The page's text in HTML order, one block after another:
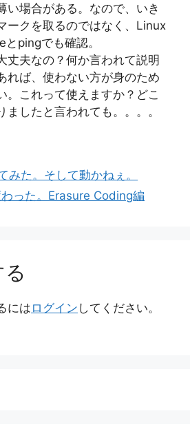
い場合がある。なので、いき
ークを取るのではなく、Linux
pingでも確認。
丈夫なの？何か言われて説明
れば、使わない方が身のため
。これって使えますか？どこ
ましたと言われても。。。。
みた。そして動かねぇ。
った。Erasure Coding編
には ログイン してください。